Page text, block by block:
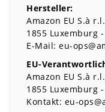
Hersteller:
Amazon EU S.à r.l.
1855 Luxemburg
E-Mail: eu-
EU-
Amazon EU S.à r.l.
1855 Luxemburg
Kontakt: eu-